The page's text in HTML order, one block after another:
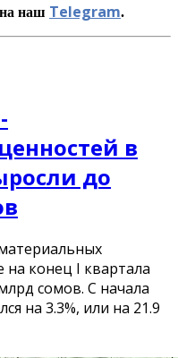
наш Telegram.
в
до
на конец I квартала
сомов. С начала
на 3.3%, или на 21.9